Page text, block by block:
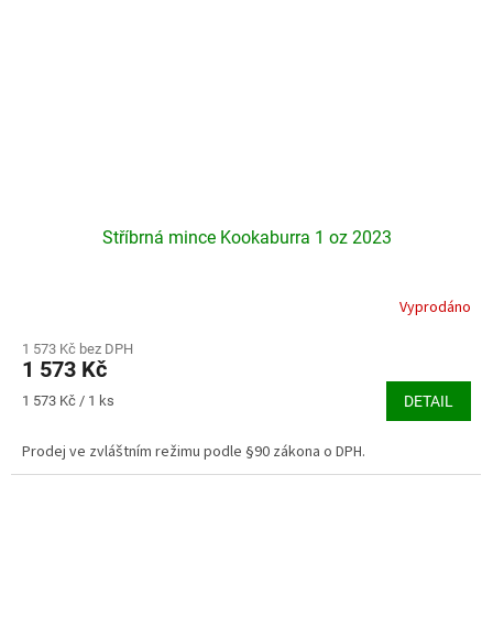
Stříbrná mince Kookaburra 1 oz 2023
produktu
je
4,5
hvězdiček.
Vyprodáno
1 573 Kč bez DPH
1 573 Kč
Měrná
1 573 Kč / 1 ks DETAIL
Prodej ve zvláštním režimu podle §90 zákona o DPH.